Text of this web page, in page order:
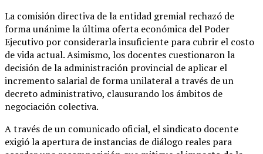
La comisión directiva de la entidad gremial rechazó de
forma unánime la última oferta económica del Poder
Ejecutivo por considerarla insuficiente para cubrir el costo
de vida actual. Asimismo, los docentes cuestionaron la
decisión de la administración provincial de aplicar el
incremento salarial de forma unilateral a través de un
decreto administrativo, clausurando los ámbitos de
negociación colectiva.
A través de un comunicado oficial, el sindicato docente
exigió la apertura de instancias de diálogo reales para